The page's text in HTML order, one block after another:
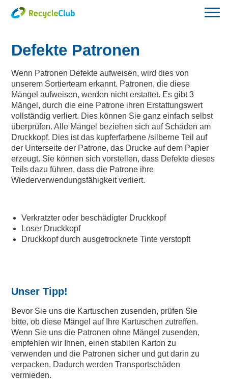
Defekte Patronen
Wenn Patronen Defekte aufweisen, wird dies von
unserem Sortierteam erkannt. Patronen, die diese
Mängel aufweisen, werden nicht erstattet. Es gibt 3
Mängel, durch die eine Patrone ihren Erstattungswert
vollständig verliert. Dies können Sie ganz einfach selbst
überprüfen. Alle Mängel beziehen sich auf Schäden am
Druckkopf. Dies ist das kupferfarbene /silberne Teil auf
der Unterseite der Patrone, das Drucke auf dem Papier
erzeugt. Sie können sich vorstellen, dass Defekte dieses
Teils dazu führen, dass die Patrone ihre
Wiederverwendungsfähigkeit verliert.
Verkratzter oder beschädigter Druckkopf
Loser Druckkopf
Druckkopf durch ausgetrocknete Tinte verstopft
Unser Tipp!
Bevor Sie uns die Kartuschen zusenden, prüfen Sie
bitte, ob diese Mängel auf Ihre Kartuschen zutreffen.
Wenn Sie uns die Patronen ohne Mängel zusenden,
empfehlen wir Ihnen, einen stabilen Karton zu
verwenden und die Patronen sicher und gut darin zu
verpacken. Dadurch werden Transportschäden
vermieden.